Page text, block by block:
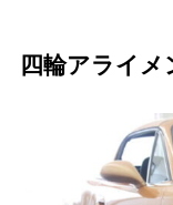
四輪アライメ